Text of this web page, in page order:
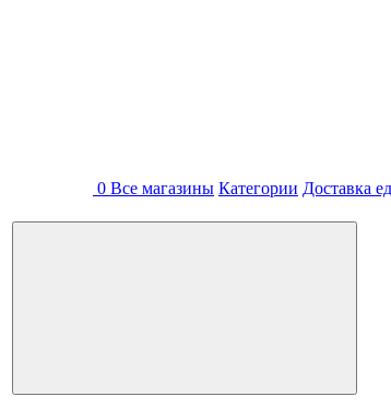
0 Все магазины Категории Доставка